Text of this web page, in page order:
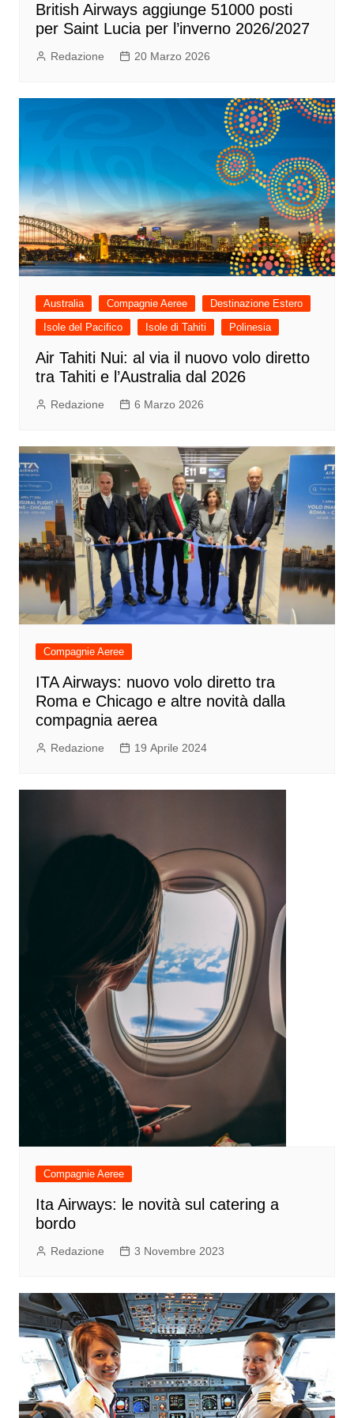
British Airways aggiunge 51000 posti
per Saint Lucia per l’inverno 2026/2027
Redazione 20 Marzo 2026
Australia Compagnie Aeree
Destinazione Estero
Isole del Pacifico
Isole di Tahiti Polinesia
Air Tahiti Nui: al via il nuovo volo diretto
tra Tahiti e l’Australia dal 2026
Redazione 6 Marzo 2026
Compagnie Aeree
ITA Airways: nuovo volo diretto tra
Roma e Chicago e altre novità dalla
compagnia aerea
Redazione 19 Aprile 2024
Compagnie Aeree
Ita Airways: le novità sul catering a
bordo
Redazione 3 Novembre 2023